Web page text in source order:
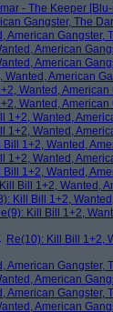
- The Keeper
Gangster, The
American Gangster,
American
American
Wanted, American
Wanted,
Wanted,
1+2, Wanted,
1+2, Wanted,
Bill 1+2, Wanted,
1+2, Wanted,
Bill 1+2, Wanted,
Bill 1+2, Wanted,
Kill Bill 1+2,
Kill Bill 1+2,
Re(10): Kill Bill 1+2,
American Gangster,
American
American Gangster,
American